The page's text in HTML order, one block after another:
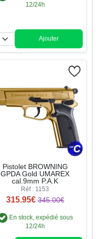
12/24h
Quantité
Ajouter
Pistolet BROWNING
GPDA Gold UMAREX
cal.9mm P.A.K
Réf : 1153
315.95€ 345.00€
En stock, expédié sous
12/24h